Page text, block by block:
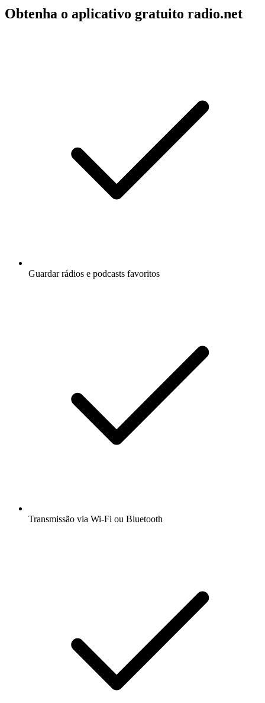
Obtenha o aplicativo gratuito radio.net
Guardar rádios e podcasts favoritos
Transmissão via Wi-Fi ou Bluetooth